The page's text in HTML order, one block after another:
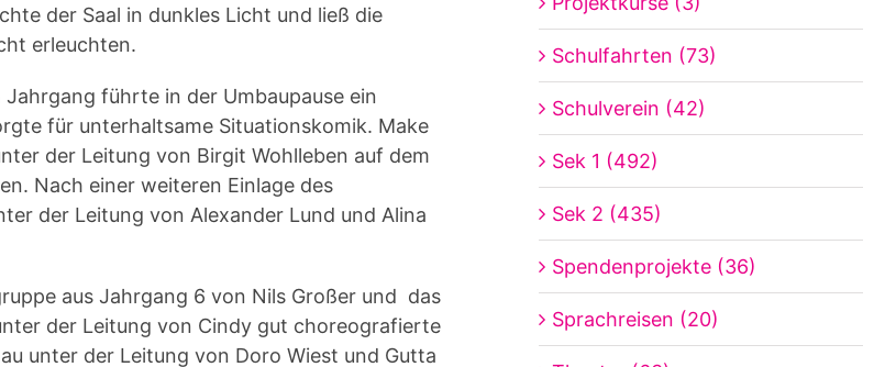
der Saal in dunkles Licht und ließ die
erleuchten.
führte in der Umbaupause ein
für unterhaltsame Situationskomik. Make
der Leitung von Birgit Wohlleben auf dem
Nach einer weiteren Einlage des
der Leitung von Alexander Lund und Alina
aus Jahrgang 6 von Nils Großer und das
der Leitung von Cindy gut choreografierte
unter der Leitung von Doro Wiest und Gutta
Schulfahrten (73)
Schulverein (42)
Sek 1 (492)
Sek 2 (435)
Spendenprojekte (36)
Sprachreisen (20)